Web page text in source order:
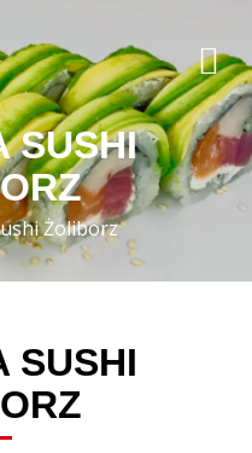
SUSHI
Żoliborz
SUSHI